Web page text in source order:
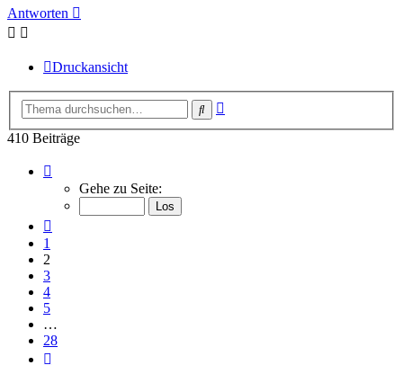
Antworten
Druckansicht
Suche
410 Beiträge
von
Gehe zu Seite:
1
2
3
4
5
…
28